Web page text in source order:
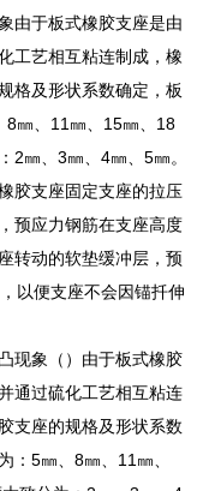
由于板式橡胶支座是由
工艺相互粘连制成，橡
格及形状系数确定，板
8㎜、11㎜、15㎜、18
2㎜、3㎜、4㎜、5㎜。
胶支座固定支座的拉压
预应力钢筋在支座高度
转动的软垫缓冲层，预
以便支座不会因锚扦伸
现象（）由于板式橡胶
通过硫化工艺相互粘连
支座的规格及形状系数
：5㎜、8㎜、11㎜、